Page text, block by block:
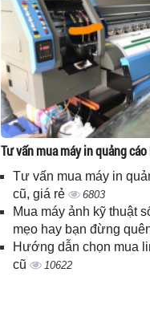
Tư vấn mua máy in quảng
Tư vấn mua máy in
cũ, giá rẻ
6803
Mua máy ảnh kỹ thuật
mẹo hay bạn đừng
Hướng dẫn chọn mua
cũ
10622